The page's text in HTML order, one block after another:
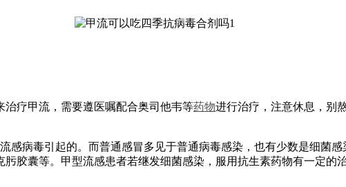
疗甲流，需要遵医嘱配合奥司他韦等药物进行治疗，注意休息，别
感病毒引起的。而普通感冒多见于普通病毒感染，也有少数是细菌
胶囊等。甲型流感患者若继发细菌感染，服用抗生素药物有一定的